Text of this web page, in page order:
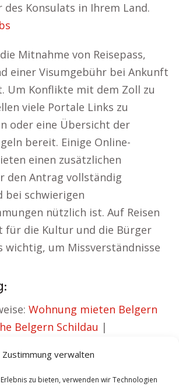
Zustimmung verwalten
zu bieten, verwenden wir Technologien
Konsulats in Ihrem Land.
Mitnahme von Reisepass,
einer Visumgebühr bei Ankunft
Um Konflikte mit dem Zoll zu
viele Portale Links zu
oder eine Übersicht der
bereit. Einige Online-
einen zusätzlichen
den Antrag vollständig
bei schwierigen
nützlich ist. Auf Reisen
für die Kultur und die Bürger
wichtig, um Missverständnisse
Wohnung mieten Belgern
Belgern Schildau |
Schildau|Hauskauf
|Hundeschule Belgern